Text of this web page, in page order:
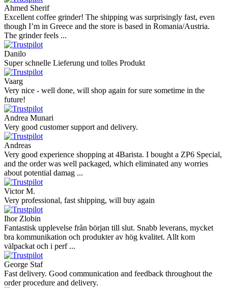
Ahmed Sherif
Excellent coffee grinder! The shipping was surprisingly fast, even
though I’m in Greece and the store is based in Romania/Austria.
The grinder feels ...
Danilo
Super schnelle Lieferung und tolles Produkt
Vaarg
Very nice - well done, will shop again for sure sometime in the
future!
Andrea Munari
Very good customer support and delivery.
Andreas
Very good experience shopping at 4Barista. I bought a ZP6 Special,
and the order was well packaged, which eliminated any worries
about potential damag ...
Victor M.
Very professional, fast shipping, will buy again
Ihor Zlobin
Fantastisk upplevelse från början till slut. Snabb leverans, mycket
bra kommunikation och produkter av hög kvalitet. Allt kom
välpackat och i perf ...
George Staf
Fast delivery. Good communication and feedback throughout the
order procedure and delivery.